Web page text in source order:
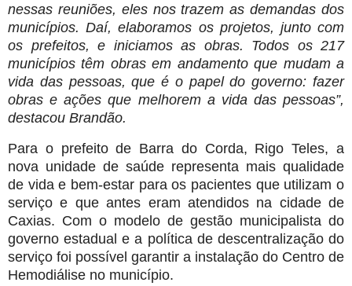
nessas reuniões, eles nos trazem as demandas dos
municípios. Daí, elaboramos os projetos, junto com
os prefeitos, e iniciamos as obras. Todos os 217
municípios têm obras em andamento que mudam a
vida das pessoas, que é o papel do governo: fazer
obras e ações que melhorem a vida das pessoas”,
destacou Brandão.
Para o prefeito de Barra do Corda, Rigo Teles, a
nova unidade de saúde representa mais qualidade
de vida e bem-estar para os pacientes que utilizam o
serviço e que antes eram atendidos na cidade de
Caxias. Com o modelo de gestão municipalista do
governo estadual e a política de descentralização do
serviço foi possível garantir a instalação do Centro de
Hemodiálise no município.